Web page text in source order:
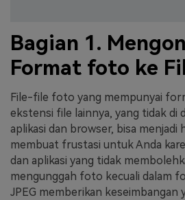
Bagian 1.
Format foto ke
File-file foto yang mempunyai
ekstensi file lainnya, yang tidak di
aplikasi dan browser, bisa menjadi
membuat frustasi untuk Anda
dan aplikasi yang tidak
mengunggah foto kecuali dalam
JPEG memberikan keseimbangan